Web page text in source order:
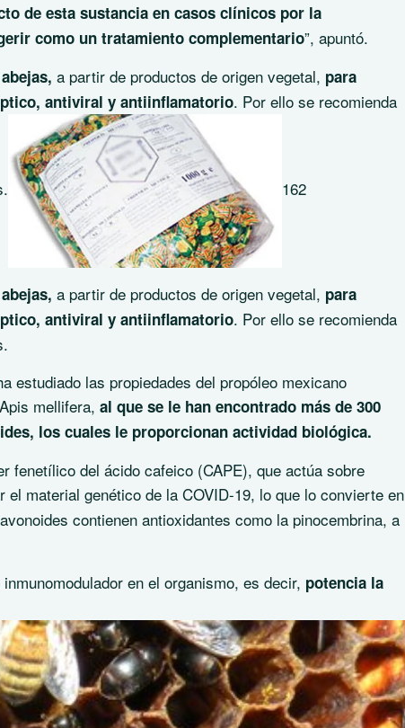
de esta sustancia en casos clínicos por la
como un tratamiento complementario”, apuntó.
a partir de productos de origen vegetal, para
antiviral y antiinflamatorio. Por ello se recomienda
162
a partir de productos de origen vegetal, para
antiviral y antiinflamatorio. Por ello se recomienda
estudiado las propiedades del propóleo mexicano
Apis mellifera, al que se le han encontrado más de 300
los cuales le proporcionan actividad biológica.
fenetílico del ácido cafeico (CAPE), que actúa sobre
el material genético de la COVID-19, lo que lo convierte en
contienen antioxidantes como la pinocembrina, a
en el organismo, es decir, potencia la